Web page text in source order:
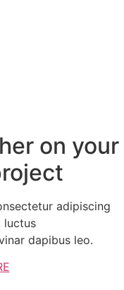
on your
adipiscing
luctus
dapibus leo.